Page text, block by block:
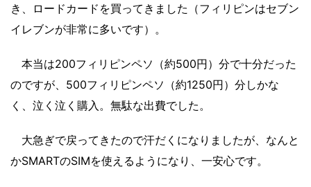
き、ロードカードを買ってきました（フィリピンはセブン
イレブンが非常に多いです）。
本当は200フィリピンペソ（約500円）分で十分だった
のですが、500フィリピンペソ（約1250円）分しかな
く、泣く泣く購入。無駄な出費でした。
大急ぎで戻ってきたので汗だくになりましたが、なんと
かSMARTのSIMを使えるようになり、一安心です。